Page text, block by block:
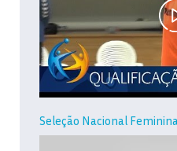
Seleção Nacional